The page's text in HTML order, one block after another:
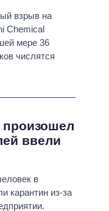
взрыв на
Chemical
мере 36
числятся
ввели
в
карантин из-за